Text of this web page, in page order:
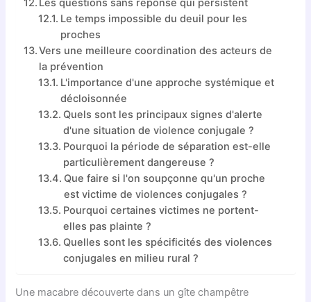
Le temps impossible du deuil pour les
proches
Vers une meilleure coordination des acteurs de
la prévention
L'importance d'une approche systémique et
décloisonnée
Quels sont les principaux signes d'alerte
d'une situation de violence conjugale ?
Pourquoi la période de séparation est-elle
particulièrement dangereuse ?
Que faire si l'on soupçonne qu'un proche
est victime de violences conjugales ?
Pourquoi certaines victimes ne portent-
elles pas plainte ?
Quelles sont les spécificités des violences
conjugales en milieu rural ?
Une macabre découverte dans un gîte champêtre